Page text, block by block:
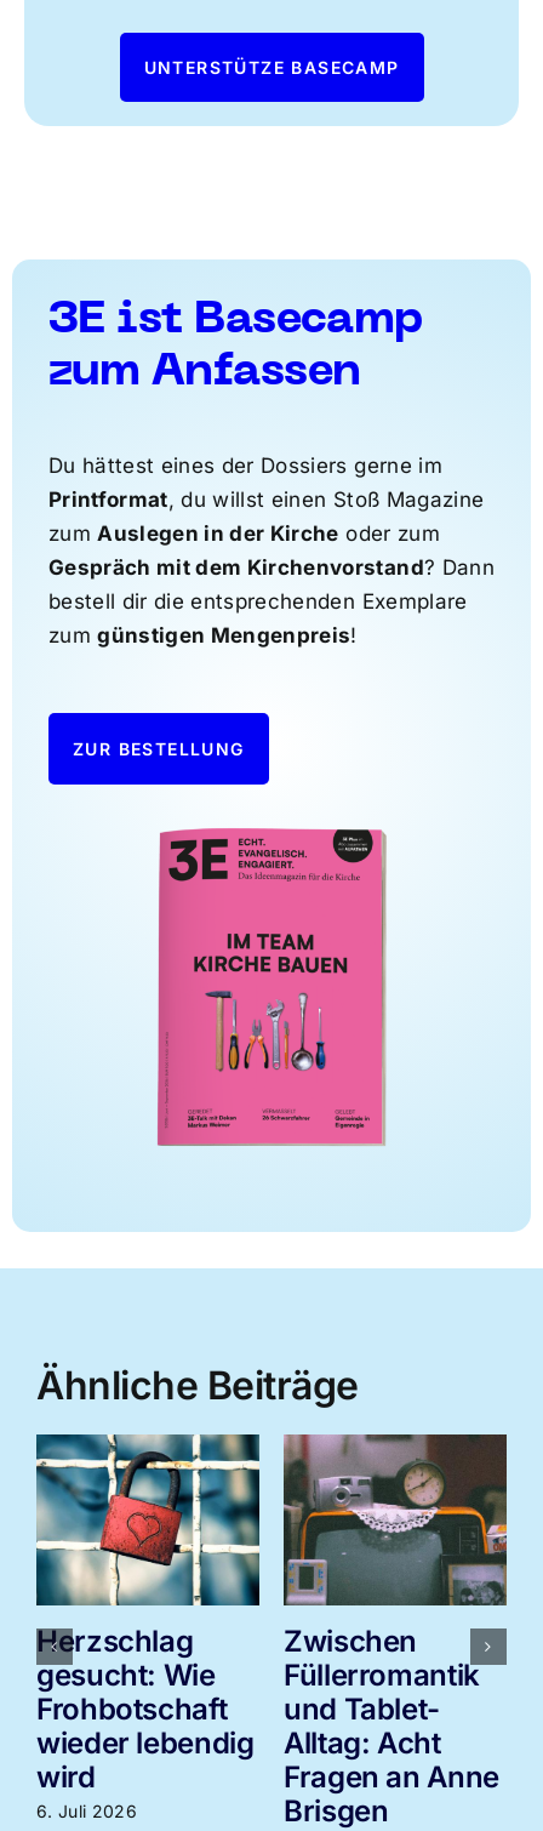
UNTERSTÜTZE BASECAMP
3E ist Basecamp
zum Anfassen
Du hättest eines der Dossiers gerne im
Printformat, du willst einen Stoß Magazine
zum Auslegen in der Kirche oder zum
Gespräch mit dem Kirchenvorstand? Dann
bestell dir die entsprechenden Exemplare
zumgünstigen Mengenpreis!
ZUR BESTELLUNG
Ähnliche Beiträge
Herzschlag
gesucht: Wie
Frohbotschaft
wieder lebendig
wird
6. Juli 2026
Zwischen
Füllerromantik
und Tablet-
Alltag: Acht
Fragen an Anne
Brisgen